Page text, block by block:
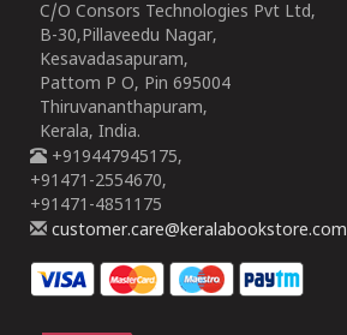
C/O Consors Technologies Pvt Ltd,
B-30,Pillaveedu Nagar,
Kesavadasapuram,
Pattom P O, Pin 695004
Thiruvananthapuram,
Kerala, India.
+919447945175,
+91471-2554670,
+91471-4851175
customer.care@keralabookstore.com